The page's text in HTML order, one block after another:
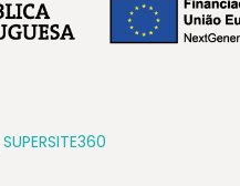
SUPERSITE360